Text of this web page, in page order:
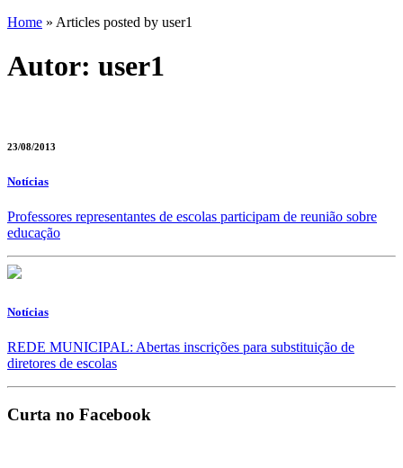
Home » Articles posted by user1
Autor: user1
23/08/2013
Notícias
Professores representantes de escolas participam de reunião sobre
educação
Notícias
REDE MUNICIPAL: Abertas inscrições para substituição de
diretores de escolas
Curta no Facebook